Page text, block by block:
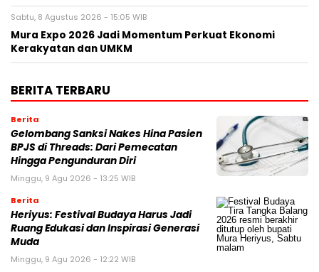
Sabtu, 8 Agustus 2026 - 15:05 WIB
Mura Expo 2026 Jadi Momentum Perkuat Ekonomi
Kerakyatan dan UMKM
BERITA TERBARU
Berita
Gelombang Sanksi Nakes Hina Pasien
BPJS di Threads: Dari Pemecatan
Hingga Pengunduran Diri
Minggu, 9 Agu 2026 - 13:25 WIB
Berita
Heriyus: Festival Budaya Harus Jadi
Ruang Edukasi dan Inspirasi Generasi
Muda
Minggu, 9 Agu 2026 - 12:22 WIB